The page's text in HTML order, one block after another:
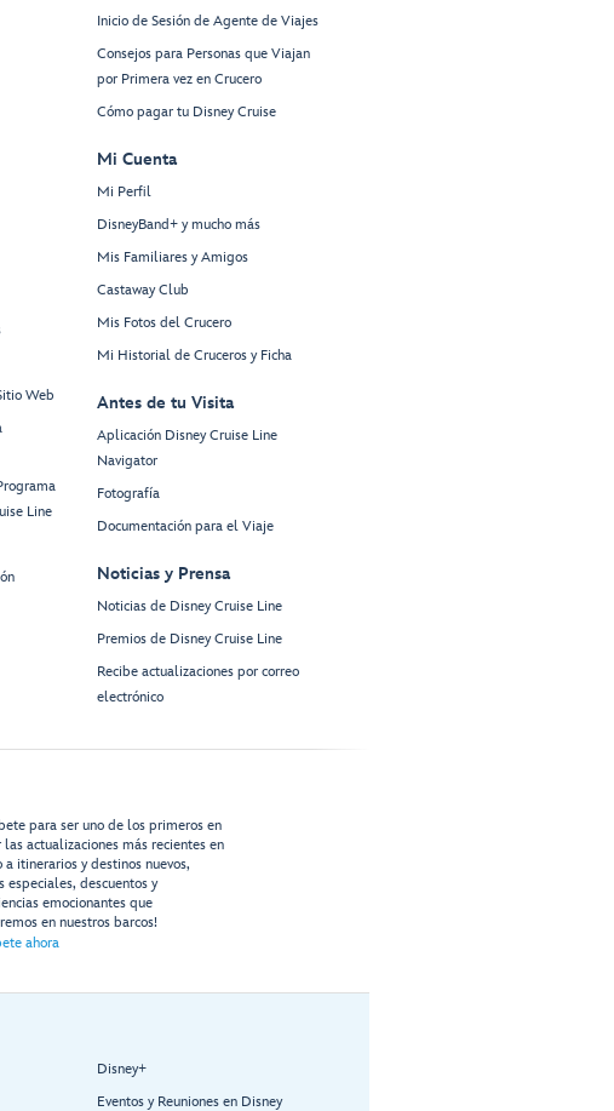
Web
Line
Inicio de Sesión de Agente de Viajes
Consejos para Personas que Viajan
por Primera vez en Crucero
Cómo pagar tu Disney Cruise
Mi Cuenta
Mi Perfil
DisneyBand+ y mucho más
Mis Familiares y Amigos
Castaway Club
Mis Fotos del Crucero
Mi Historial de Cruceros y Ficha
Antes de tu Visita
Aplicación Disney Cruise Line
Navigator
Fotografía
Documentación para el Viaje
Noticias y Prensa
Noticias de Disney Cruise Line
Premios de Disney Cruise Line
Recibe actualizaciones por correo
electrónico
para ser uno de los primeros en
actualizaciones más recientes en
a itinerarios y destinos nuevos,
especiales, descuentos y
emocionantes que
en nuestros barcos!
ahora
Disney+
Eventos y Reuniones en Disney